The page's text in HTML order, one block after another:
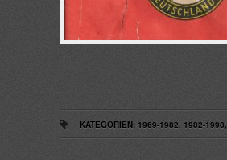
KATEGORIEN: 1969-1982, 1982-1998,